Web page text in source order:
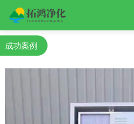
成功案例